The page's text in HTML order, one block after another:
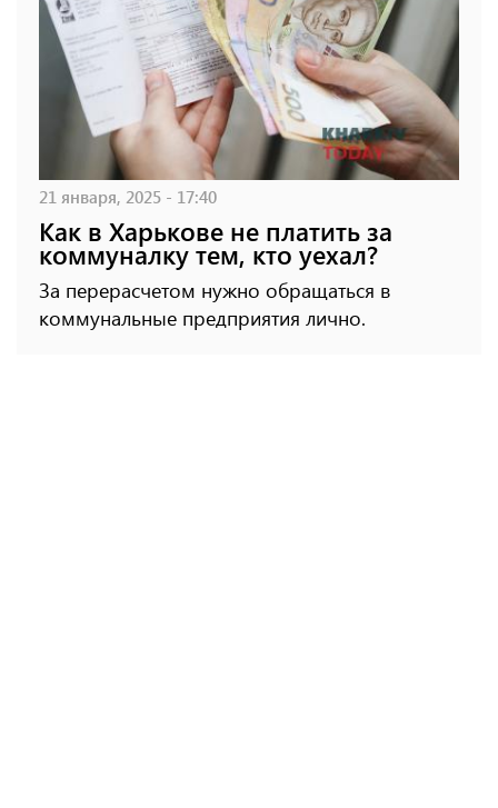
21 января, 2025 - 17:40
Как в Харькове не платить за
коммуналку тем, кто уехал?
За перерасчетом нужно обращаться в
коммунальные предприятия лично.